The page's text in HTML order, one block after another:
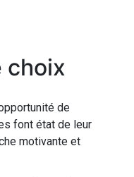
choix
de
font état de leur
motivante et